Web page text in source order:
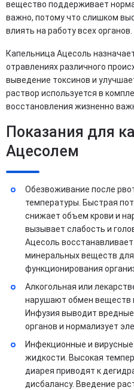
вещество поддерживает
важно, потому что слишком
влиять на работу всех органов.
Капельница Ацесоль
отравлениях различного
выведение токсинов и
раствор используется в
восстановления жизненно
Показания для
Ацесолем
Обезвоживание после
температуры. Быстрая
снижает объем крови и
вызывает слабость и
Ацесоль
минеральных веществ
функционирования
Алкогольная или
нарушают обмен веществ
Инфузия выводит
органов и нормализует
Инфекционные и
жидкости. Высокая
диарея приводят к
дисбалансу. Введение